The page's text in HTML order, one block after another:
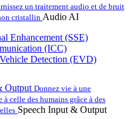
un traitement audio et de bruit
cristallin Audio AI
Enhancement (SSE)
(ICC)
Detection (EVD)
Output Donnez vie à une
celle des humains grâce à des
Speech Input & Output